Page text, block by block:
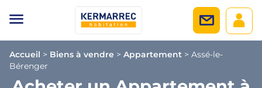
Accueil > Biens à vendre > Appartement > Assé-le-
Bérenger